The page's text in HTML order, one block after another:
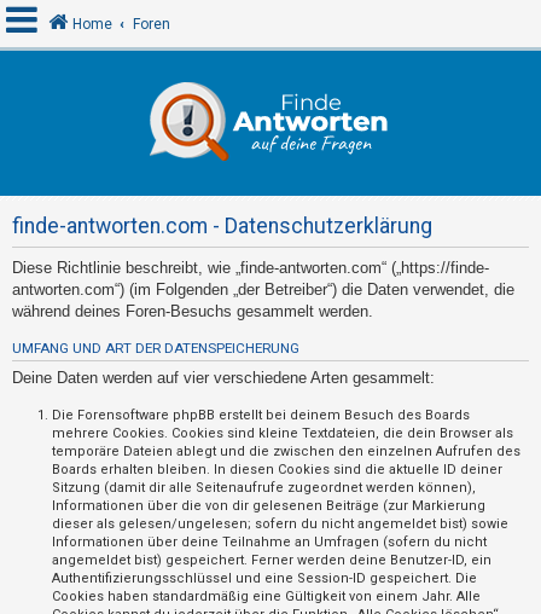
e
l
d
e
Home Foren
finde-antworten.com - Datenschutzerklärung
Diese Richtlinie beschreibt, wie „finde-antworten.com“ („https://finde-
antworten.com“) (im Folgenden „der Betreiber“) die Daten verwendet, die
während deines Foren-Besuchs gesammelt werden.
UMFANG UND ART DER DATENSPEICHERUNG
Deine Daten werden auf vier verschiedene Arten gesammelt:
Die Forensoftware phpBB erstellt bei deinem Besuch des Boards
mehrere Cookies. Cookies sind kleine Textdateien, die dein Browser als
temporäre Dateien ablegt und die zwischen den einzelnen Aufrufen des
Boards erhalten bleiben. In diesen Cookies sind die aktuelle ID deiner
Sitzung (damit dir alle Seitenaufrufe zugeordnet werden können),
Informationen über die von dir gelesenen Beiträge (zur Markierung
dieser als gelesen/ungelesen; sofern du nicht angemeldet bist) sowie
Informationen über deine Teilnahme an Umfragen (sofern du nicht
angemeldet bist) gespeichert. Ferner werden deine Benutzer-ID, ein
Authentifizierungsschlüssel und eine Session-ID gespeichert. Die
Cookies haben standardmäßig eine Gültigkeit von einem Jahr. Alle